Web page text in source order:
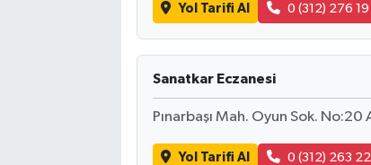
Yol Tarifi Al 0 (312) 276
Sanatkar Eczanesi
Pınarbaşı Mah. Oyun Sok.
Yol Tarifi Al 0 (312) 263